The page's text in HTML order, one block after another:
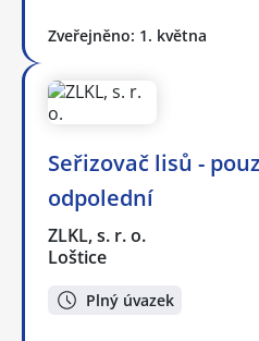
Zveřejněno: 1. května
Seřizovač lisů -
odpolední
ZLKL, s. r. o.
Loštice
Plný úvazek